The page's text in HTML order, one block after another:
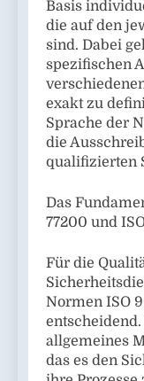
Basis
die auf den
sind. Dabei
spezifischen
exakt zu
Sprache der
die
qualifizierten
Das
77200 und
Für die
Normen ISO
entscheidend.
allgemeines
das es den